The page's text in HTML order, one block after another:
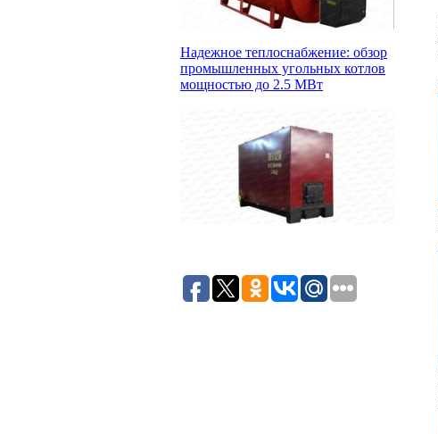
Надежное теплоснабжение: обзор
промышленных угольных котлов
мощностью до 2.5 МВт